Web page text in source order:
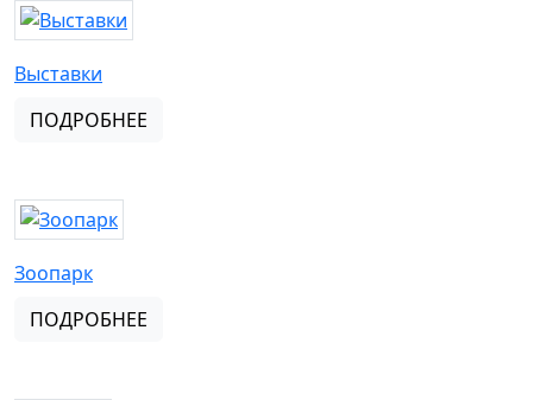
Выставки
ПОДРОБНЕЕ
Зоопарк
ПОДРОБНЕЕ